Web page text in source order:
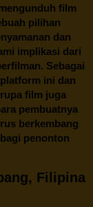
film
pilihan
dan
implikasi dari
Sebagai
ini dan
film juga
pembuatnya
berkembang
penonton
Filipina